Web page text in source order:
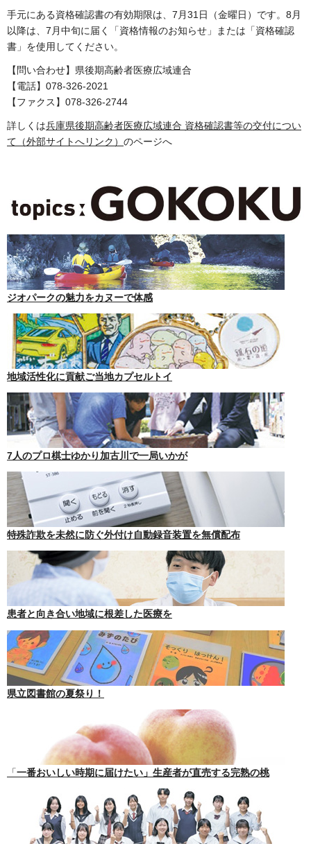
手元にある資格確認書の有効期限は、7月31日（金曜日）です。8月
以降は、7月中旬に届く「資格情報のお知らせ」または「資格確認
書」を使用してください。
【問い合わせ】県後期高齢者医療広域連合
【電話】078-326-2021
【ファクス】078-326-2744
詳しくは兵庫県後期高齢者医療広域連合 資格確認書等の交付につい
て（外部サイトへリンク） のページへ
ジオパークの魅力をカヌーで体感
地域活性化に貢献ご当地カプセルトイ
7人のプロ棋士ゆかり加古川で一局いかが
特殊詐欺を未然に防ぐ外付け自動録音装置を無償配布
患者と向き合い地域に根差した医療を
県立図書館の夏祭り！
「一番おいしい時期に届けたい」生産者が直売する完熟の桃